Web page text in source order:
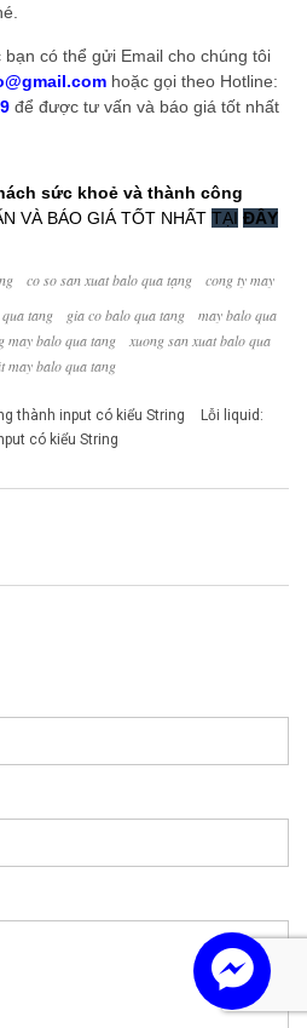
có thể gửi Email cho chúng tôi
hoặc gọi theo Hotline:
để được tư vấn và báo giá tốt nhất
sức khoẻvàthành công
VÀ BÁO GIÁ TỐT NHẤT TẠI ĐÂY
co so san xuat balo qua tạng
cong ty may
tang gia co balo qua tang
may balo qua
may balo qua tang
xuong san xuat balo qua
may balo qua tang
thành input có kiểu String
Lỗi liquid:
có kiểu String